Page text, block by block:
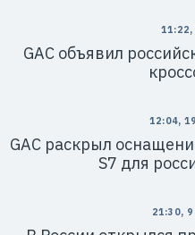
GAC объявил
12:04,
GAC раскрыл
S7 для
21:30,